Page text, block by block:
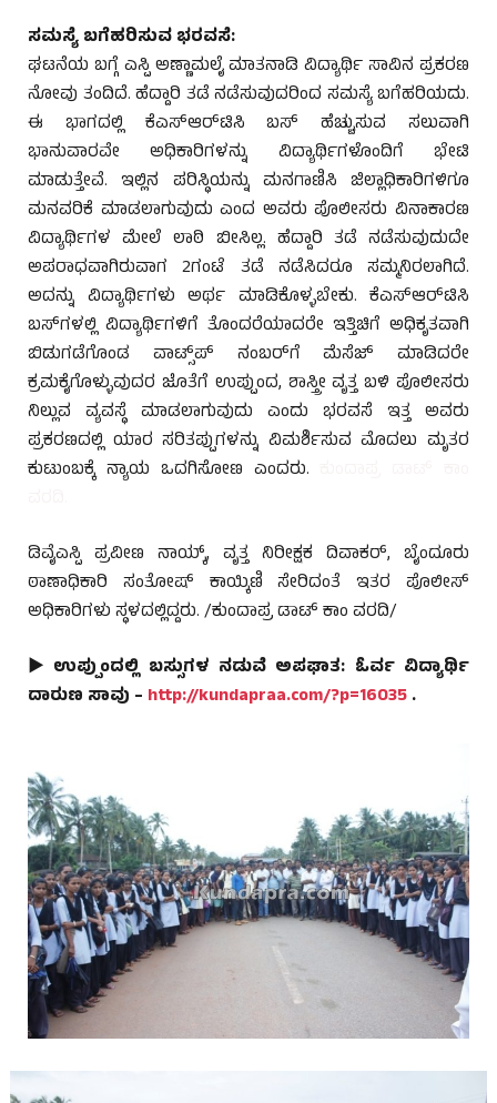
ಸಮಸ್ಯೆ ಬಗೆಹರಿಸುವ ಭರವಸೆ:
ಘಟನೆಯ ಬಗ್ಗೆ ಎಸ್ಪಿ ಅಣ್ಣಾಮಲೈ ಮಾತನಾಡಿ ವಿದ್ಯಾರ್ಥಿ ಸಾವಿನ ಪ್ರಕರಣ
ನೋವು ತಂದಿದೆ. ಹೆದ್ದಾರಿ ತಡೆ ನಡೆಸುವುದರಿಂದ ಸಮಸ್ಯೆ ಬಗೆಹರಿಯದು.
ಈ ಭಾಗದಲ್ಲಿ ಕೆಎಸ್‌ಆರ್‌ಟಿಸಿ ಬಸ್ ಹೆಚ್ಚುಸುವ ಸಲುವಾಗಿ
ಭಾನುವಾರವೇ ಅಧಿಕಾರಿಗಳನ್ನು ವಿದ್ಯಾರ್ಥಿಗಳೊಂದಿಗೆ ಭೇಟಿ
ಮಾಡುತ್ತೇವೆ. ಇಲ್ಲಿನ ಪರಿಸ್ಥಿಯನ್ನು ಮನಗಾಣಿಸಿ ಜಿಲ್ಲಾಧಿಕಾರಿಗಳಿಗೂ
ಮನವರಿಕೆ ಮಾಡಲಾಗುವುದು ಎಂದ ಅವರು ಪೊಲೀಸರು ವಿನಾಕಾರಣ
ವಿದ್ಯಾರ್ಥಿಗಳ ಮೇಲೆ ಲಾಠಿ ಬೀಸಿಲ್ಲ. ಹೆದ್ದಾರಿ ತಡೆ ನಡೆಸುವುದುದೇ
ಅಪರಾಧವಾಗಿರುವಾಗ 2ಗಂಟೆ ತಡೆ ನಡೆಸಿದರೂ ಸಮ್ಮನಿರಲಾಗಿದೆ.
ಅದನ್ನು ವಿದ್ಯಾರ್ಥಿಗಳು ಅರ್ಥ ಮಾಡಿಕೊಳ್ಳಬೇಕು. ಕೆಎಸ್‌ಆರ್‌ಟಿಸಿ
ಬಸ್‌ಗಳಲ್ಲಿ ವಿದ್ಯಾರ್ಥಿಗಳಿಗೆ ತೊಂದರೆಯಾದರೇ ಇತ್ತಿಚಿಗೆ ಅಧಿಕೃತವಾಗಿ
ಬಿಡುಗಡೆಗೊಂಡ ವಾಟ್ಸ್‌ಪ್ ನಂಬರ್‌ಗೆ ಮೆಸೆಜ್ ಮಾಡಿದರೇ
ಕ್ರಮಕೈಗೊಳ್ಳುವುದರ ಜೊತೆಗೆ ಉಪ್ಪುಂದ, ಶಾಸ್ತ್ರೀ ವೃತ್ತ ಬಳಿ ಪೊಲೀಸರು
ನಿಲ್ಲುವ ವ್ಯವಸ್ಥೆ ಮಾಡಲಾಗುವುದು ಎಂದು ಭರವಸೆ ಇತ್ತ ಅವರು
ಪ್ರಕರಣದಲ್ಲಿ ಯಾರ ಸರಿತಪ್ಪುಗಳನ್ನು ವಿಮರ್ಶಿಸುವ ಮೊದಲು ಮೃತರ
ಕುಟುಂಬಕ್ಕೆ ನ್ಯಾಯ ಒದಗಿಸೋಣ ಎಂದರು.
ಡಿವೈಎಸ್ಪಿ ಪ್ರವೀಣ ನಾಯ್ಕ್, ವೃತ್ತ ನಿರೀಕ್ಷಕ ದಿವಾಕರ್, ಬೈಂದೂರು
ಠಾಣಾಧಿಕಾರಿ ಸಂತೋಷ್ ಕಾಯ್ಕಿಣಿ ಸೇರಿದಂತೆ ಇತರ ಪೊಲೀಸ್
ಅಧಿಕಾರಿಗಳು ಸ್ಥಳದಲ್ಲಿದ್ದರು. /ಕುಂದಾಪ್ರ ಡಾಟ್ ಕಾಂ ವರದಿ/
► ಉಪ್ಪುಂದಲ್ಲಿ ಬಸ್ಸುಗಳ ನಡುವೆ ಅಪಘಾತ: ಓರ್ವ ವಿದ್ಯಾರ್ಥಿ
ದಾರುಣ ಸಾವು – http://kundapraa.com/?p=16035.